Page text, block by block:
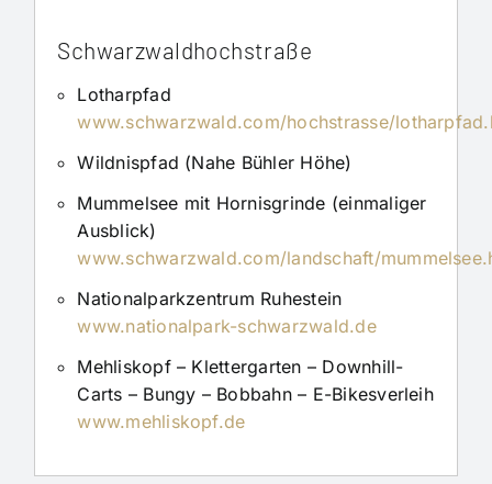
Schwarzwaldhochstraße
Lotharpfad
www.schwarzwald.com/hochstrasse/
Wildnispfad (Nahe Bühler Höhe)
Mummelsee mit Hornisgrinde (einmaliger
Ausblick)
www.schwarzwald.com/landschaft/
Nationalparkzentrum Ruhestein
www.nationalpark-schwarzwald.de
Mehliskopf – Klettergarten – Downhill-
Carts – Bungy – Bobbahn – E-Bikesverleih
www.mehliskopf.de